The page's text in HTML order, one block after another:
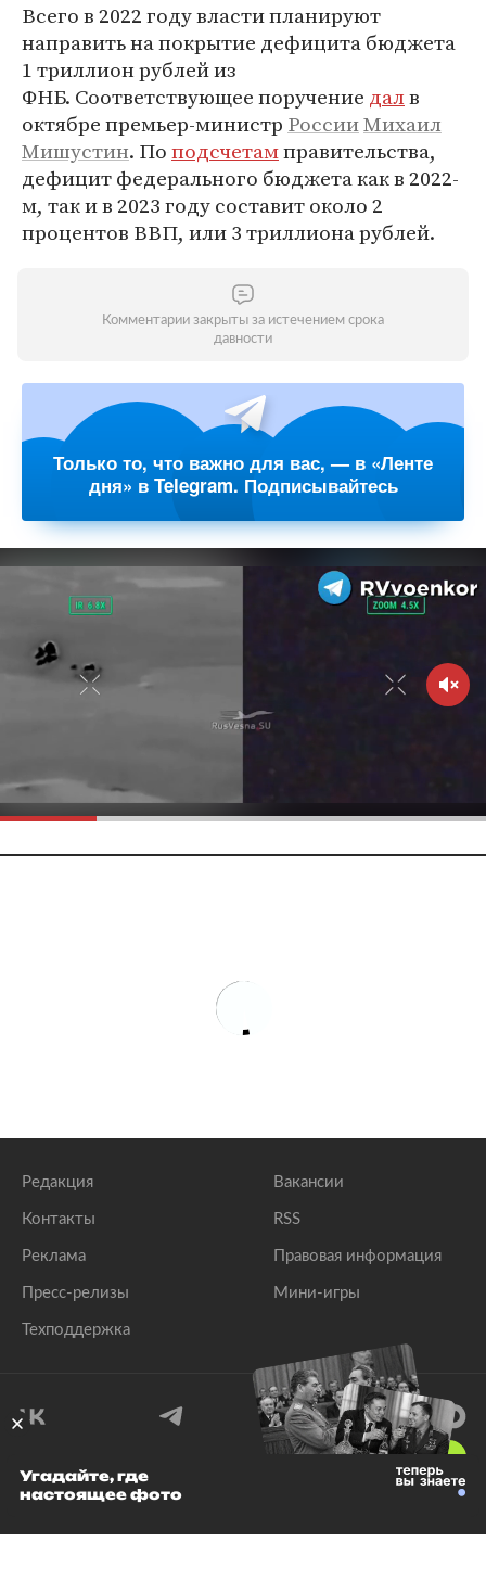
Всего в 2022 году власти планируют
направить на покрытие дефицита бюджета
1 триллион рублей из
ФНБ. Соответствующее поручение далв
октябре премьер-министр РоссииМихаил
Мишустин. Поподсчетамправительства,
дефицит федерального бюджета как в 2022-
м, так и в 2023 году составит около 2
процентов ВВП, или 3 триллиона рублей.
Комментарии закрыты за истечением срока
давности
Только то, что важно для вас, — в «Ленте
дня» в Telegram. Подписывайтесь
Редакция
Контакты
Реклама
Пресс-релизы
Техподдержка
Вакансии
RSS
Правовая информация
Мини-игры
© 1999–2026 Все права защищены.
Угадайте, где
настоящее фото